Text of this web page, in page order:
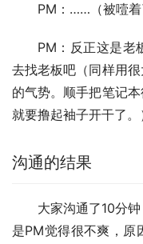
PM：……（被噎着
PM：反正这是老
去找老板吧（同样用
的气势。顺手把笔记
就要撸起袖子开干了。
沟通的结果
大家沟通了10分
是PM觉得很不爽，原